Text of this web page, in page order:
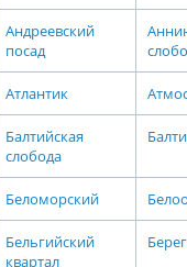
Андреевский
посад
Атлантик
Балтийская
слобода
Беломорский
Бельгийский
квартал